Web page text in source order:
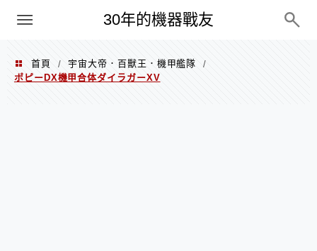
30年的機器戰友
PC
首頁 / 宇宙大帝．百獸王．機甲艦隊
/
ポピーDX機甲合体ダイラガーXV